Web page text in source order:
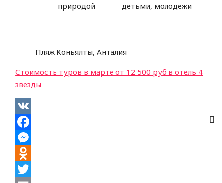
природой
детьми, молодежи
Пляж Коньялты, Анталия
Стоимость туров в марте от 12 500 руб в отель 4
звезды
VK
Facebook
Messenger
Odnoklassniki